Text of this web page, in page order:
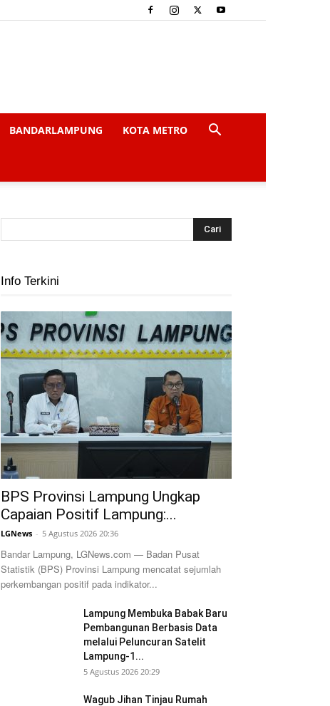
BANDARLAMPUNG KOTA METRO
Info Terkini
BPS Provinsi Lampung Ungkap
Capaian Positif Lampung:...
LGNews - 5 Agustus 2026 20:36
Bandar Lampung, LGNews.com — Badan Pusat
Statistik (BPS) Provinsi Lampung mencatat sejumlah
perkembangan positif pada indikator...
Lampung Membuka Babak Baru
Pembangunan Berbasis Data
melalui Peluncuran Satelit
Lampung-1...
5 Agustus 2026 20:29
Wagub Jihan Tinjau Rumah